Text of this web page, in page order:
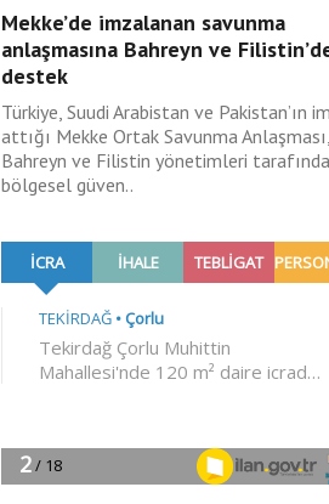
Mekke’de imzalanan savunma
anlaşmasına Bahreyn ve
destek
Türkiye, Suudi Arabistan ve Pakistan’ın
attığı Mekke Ortak Savunma Anlaşması,
Bahreyn ve Filistin yönetimleri
bölgesel güven..